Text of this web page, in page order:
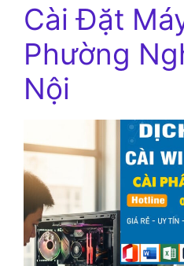
Cài Đặt
Phường
Nội